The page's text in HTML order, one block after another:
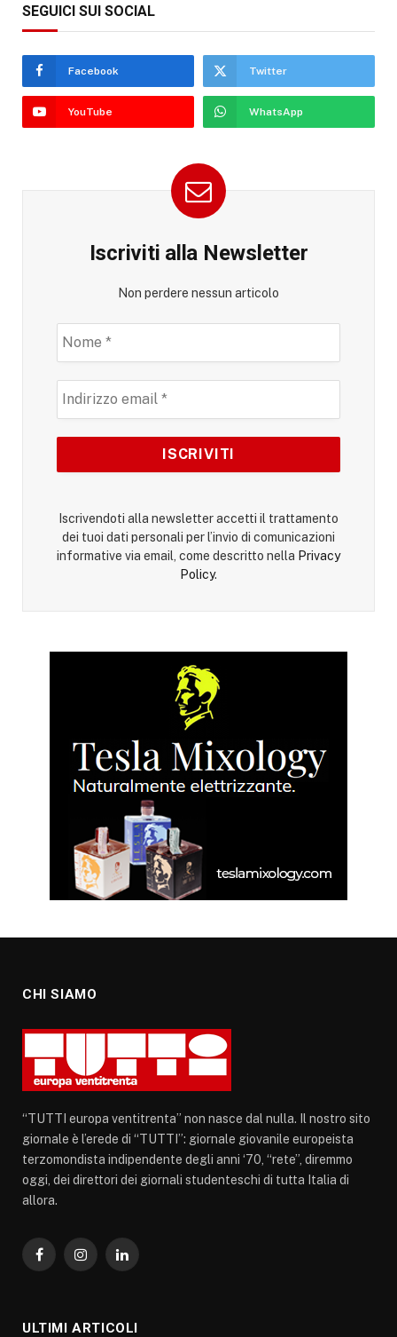
SEGUICI SUI SOCIAL
Facebook Twitter
YouTube WhatsApp
Iscriviti alla Newsletter
Non perdere nessun articolo
Iscrivendoti alla newsletter accetti il trattamento
dei tuoi dati personali per l’invio di comunicazioni
informative via email, come descritto nella Privacy
Policy.
CHI SIAMO
“TUTTI europa ventitrenta” non nasce dal nulla. Il nostro sito
giornale è l’erede di “TUTTI”: giornale giovanile europeista
terzomondista indipendente degli anni ‘70, “rete”, diremmo
oggi, dei direttori dei giornali studenteschi di tutta Italia di
allora.
FacebookInstagramLinkedIn
ULTIMI ARTICOLI